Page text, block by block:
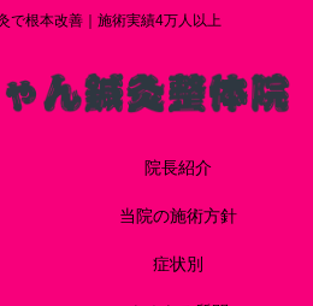
で根本改善｜施術実績4万人以上
院長紹介
当院の施術方針
症状別